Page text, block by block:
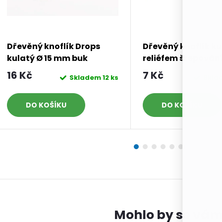
Dřevěný knoflík Drops
kulatý Ø 15 mm buk
16 Kč Skladem12 ks
DO KOŠÍKU
Dřevěný knoflík
reliéfem štepování
mm zelený
7 Kč
DO KOŠÍKU